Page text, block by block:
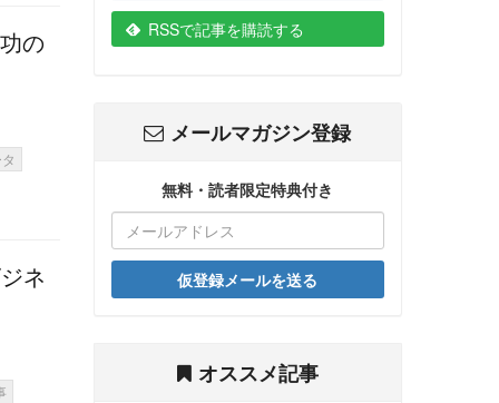
の
ネ
RSSで記事を購読する
メールマガジン登録
無料・読者限定特典付き
仮登録メールを送る
オススメ記事